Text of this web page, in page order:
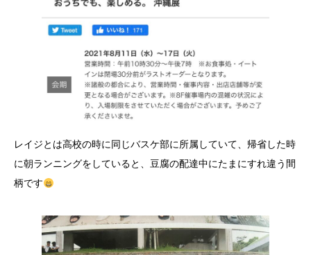
レイジとは高校の時に同じバスケ部に所属していて、帰省した時
に朝ランニングをしていると、豆腐の配達中にたまにすれ違う間
柄です